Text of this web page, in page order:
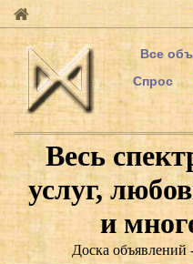
Все
Спрос
Весь
услуг,
и
Доска объявлений